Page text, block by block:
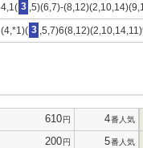
4,1( 3 ,5)(6,7)-
(4,*1)( 3
610円 4番人気
200円 5番人気